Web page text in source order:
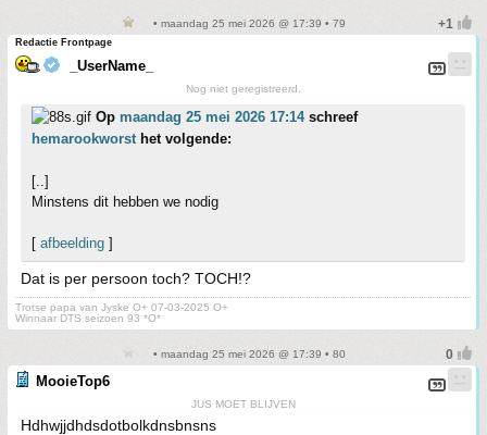
• maandag 25 mei 2026 @ 17:39 • 79
Redactie Frontpage
_UserName_
Nog niet geregistreerd.
Op maandag 25 mei 2026 17:14schreef
hemarookworsthet volgende:
[..]
Minstens dit hebben we nodig
[ afbeelding ]
Dat is per persoon toch? TOCH!?
Trotse papa van Jyske O+ 07-03-2025 O+
Winnaar DTS seizoen 93 *O*
• maandag 25 mei 2026 @ 17:39 • 80
MooieTop6
JUS MOET BLIJVEN
Hdhwjjdhdsdotbolkdnsbnsns